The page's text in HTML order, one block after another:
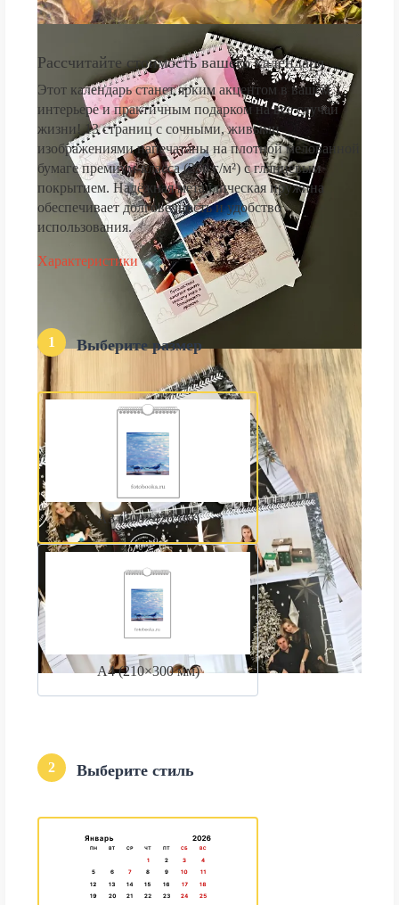
Рассчитайте стоимость вашего календаря
Этот календарь станет ярким акцентом в вашем
интерьере и практичным подарком на все случаи
жизни! 13 страниц с сочными, живыми
изображениями напечатаны на плотной мелованной
бумаге премиум-класса (250 г/м²) с глянцевым
покрытием. Надёжная металлическая пружина
обеспечивает долговечность и удобство
использования.
Характеристики
1 Выберите размер
А3 (300×420 мм)
А4 (210×300 мм)
2 Выберите стиль